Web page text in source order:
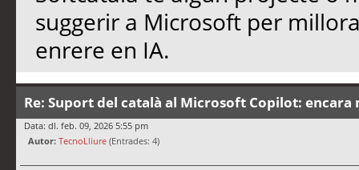
suggerir a Microsoft per
enrere en IA.
Re: Suport del català al Microsoft Copilot:
Data: dl. feb. 09, 2026 5:55 pm
Autor: TecnoLliure (Entrades: 4)